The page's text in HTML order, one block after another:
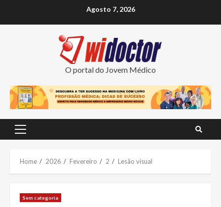
Agosto 7, 2026
O portal do Jovem Médico
Primary
Home 2026 Fevereiro 2 Lesão visual
Sem categoria